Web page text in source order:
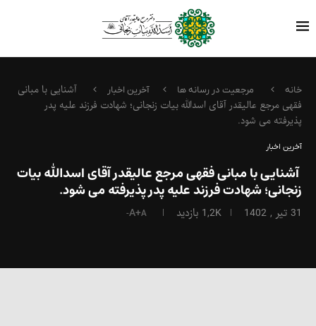
خانه مرجعیت در رسانه ها آخرین اخبار
آشنایی با مبانی
فقهی مرجع عالیقدر آقای اسدالله بیات زنجانی؛ شهادت فرزند علیه پدر
پذیرفته می شود.
آخرین اخبار
آشنایی با مبانی فقهی مرجع عالیقدر آقای اسدالله بیات
زنجانی؛ شهادت فرزند علیه پدر پذیرفته می شود.
31 تیر , 1402 1,2K بازدید A+A-